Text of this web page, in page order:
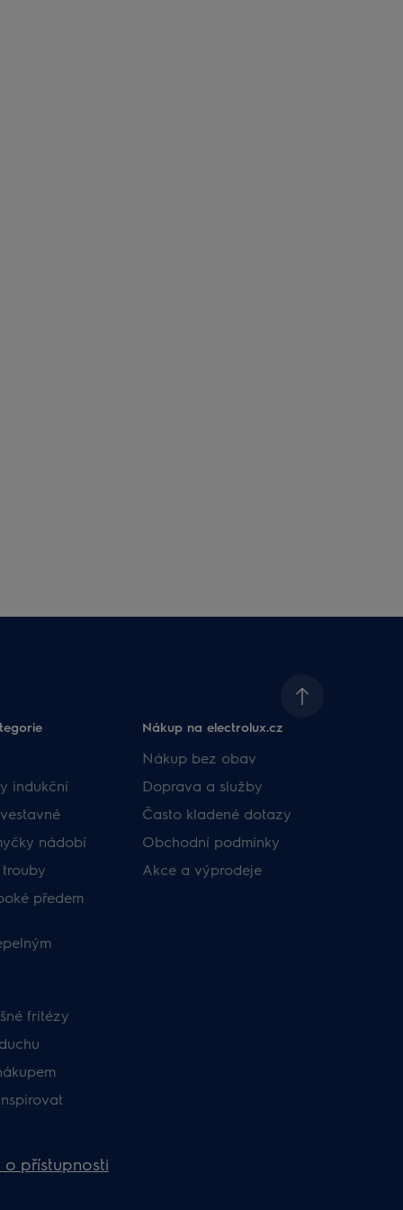
indukční
nádobí
předem
fritézy
Nákup na electrolux.cz
Nákup bez obav
Doprava a služby
Často kladené dotazy
Obchodní podmínky
Akce a výprodeje
o přístupnosti